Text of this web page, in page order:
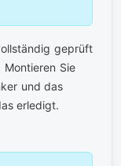
geprüft
Sie
und das
erledigt.